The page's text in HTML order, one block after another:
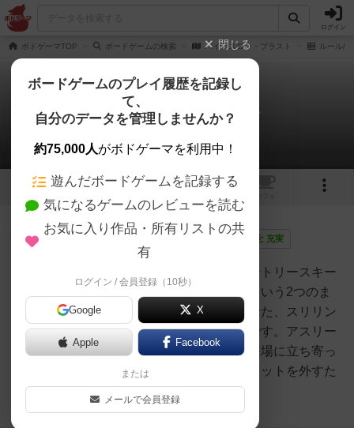
ログイン
ボドゲーマTOP ボードゲームの検索 バイアスロン・ブラスト ルール/
バイアスロン・ブラスト
1件のルール/インスト
1
136名 画像 充実
導入バイアスロンは、クロスカントリースキー
の持久力とライフル射撃の精度という2つのま
ったく異なるスキルを組み合わせた、スリリン
グな冬季オリンピックスポーツです。アスリー
トは雪道をスキーで横断し、射撃場に立ち寄っ
て遠くの標的に発砲します。ショットを外すた
びにペナルティが課され...
閉じる
ボードゲームのプレイ履歴を記録し
て、
自分のデータを管理しませんか？
約75,000人がボドゲーマを利用中！
遊んだボードゲームを記録する
気になるゲームのレビューを読む
お気に入り作品・所有リストの共
有
ログイン / 会員登録（10秒）
Google X
Apple Facebook
または
メールで会員登録